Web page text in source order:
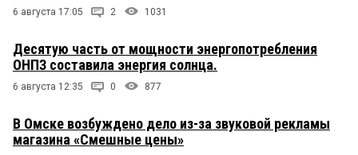
6 августа 17:05 2 1031
Десятую часть от мощности энергопотребления
ОНПЗ составила энергия солнца.
6 августа 12:35 0 877
В Омске возбуждено дело из-за звуковой рекламы
магазина «Смешные цены»